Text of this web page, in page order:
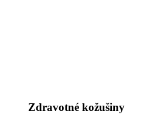
Zdravotné kožušiny